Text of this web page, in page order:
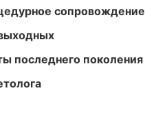
сопровождение
последнего поколения